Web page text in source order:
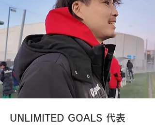
UNLIMITED GOALS 代表